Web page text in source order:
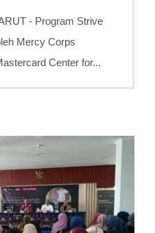
- Program Strive
Mercy Corps
Center for...